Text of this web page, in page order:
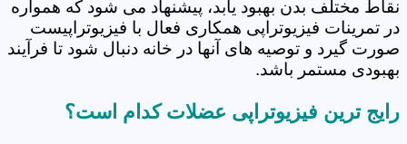
نقاط مختلف بدن بهبود یابد، پیشنهاد می شود که همواره
در تمرینات فیزیوتراپی همکاری فعال با فیزیوتراپیست
صورت گیرد و توصیه های آنها در خانه دنبال شود تا فرآیند
بهبودی مستمر باشد.
رایج ترین فیزیوتراپی عضلات کدام است؟